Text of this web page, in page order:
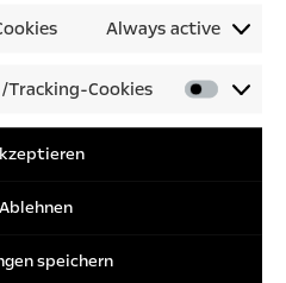
Always active
Cookies
/
speichern